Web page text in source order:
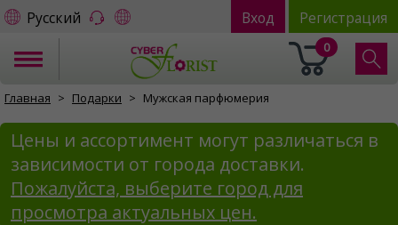
Русский Вход Регистрация
0
Главная Подарки Мужская парфюмерия
Цены и ассортимент могут различаться в
зависимости от города доставки.
Пожалуйста, выберите город для
просмотра актуальных цен.